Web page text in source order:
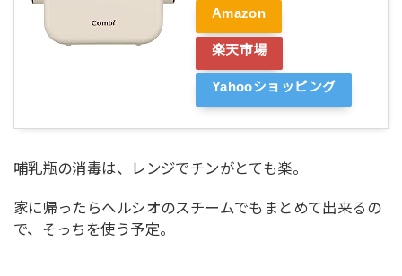
Amazon
楽天市場
Yahooショッピング
哺乳瓶の消毒は、レンジでチンがとても楽。
家に帰ったらヘルシオのスチームでもまとめて出来るの
で、そっちを使う予定。